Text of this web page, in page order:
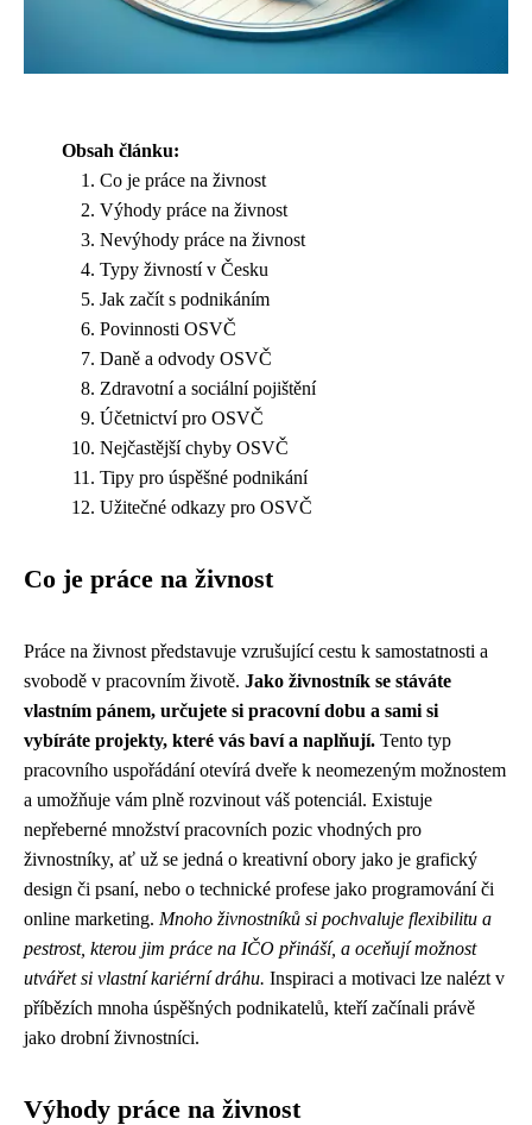
Obsah článku:
Co je práce na živnost
Výhody práce na živnost
Nevýhody práce na živnost
Typy živností v Česku
Jak začít s podnikáním
Povinnosti OSVČ
Daně a odvody OSVČ
Zdravotní a sociální pojištění
Účetnictví pro OSVČ
Nejčastější chyby OSVČ
Tipy pro úspěšné podnikání
Užitečné odkazy pro OSVČ
Co je práce na živnost
Práce na živnost představuje vzrušující cestu k samostatnosti a
svobodě v pracovním životě. Jako živnostník se stáváte
vlastním pánem, určujete si pracovní dobu a sami si
vybíráte projekty, které vás baví a naplňují. Tento typ
pracovního uspořádání otevírá dveře k neomezeným možnostem
a umožňuje vám plně rozvinout váš potenciál. Existuje
nepřeberné množství pracovních pozic vhodných pro
živnostníky, ať už se jedná o kreativní obory jako je grafický
design či psaní, nebo o technické profese jako programování či
online marketing. Mnoho živnostníků si pochvaluje flexibilitu a
pestrost, kterou jim práce na IČO přináší, a oceňují možnost
utvářet si vlastní kariérní dráhu. Inspiraci a motivaci lze nalézt v
příbězích mnoha úspěšných podnikatelů, kteří začínali právě
jako drobní živnostníci.
Výhody práce na živnost